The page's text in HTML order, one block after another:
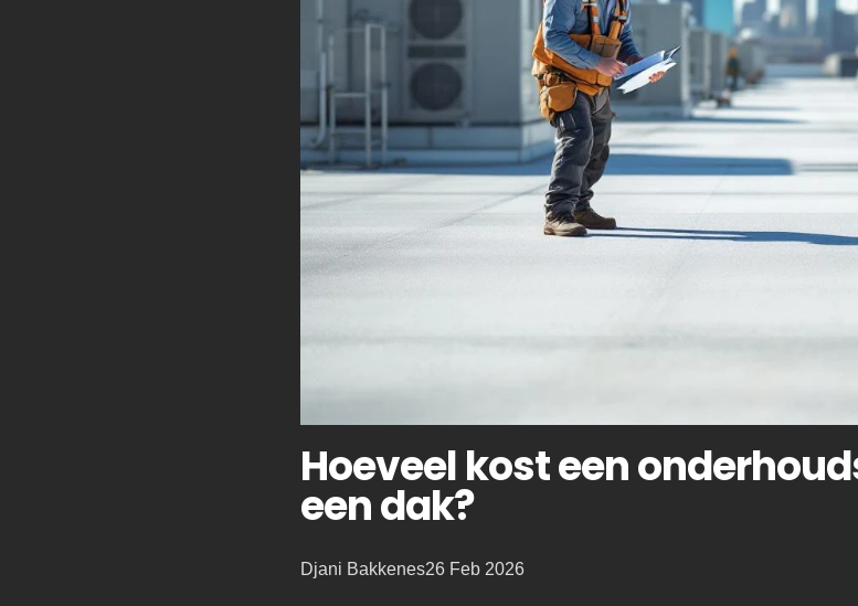
Hoeveel kost een
een dak?
Posted
Djani Bakkenes26 Feb 2026